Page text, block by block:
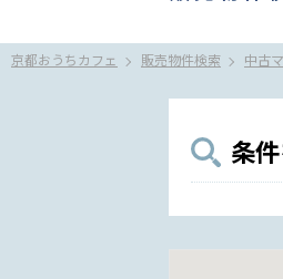
京都おうちカフェ 販売物件検索 中古
条